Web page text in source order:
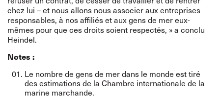
chez lui – et nous allons nous associer aux entreprises
responsables, à nos affiliés et aux gens de mer eux-
mêmes pour que ces droits soient respectés, » a conclu
Heindel.
Notes :
Le nombre de gens de mer dans le monde est tiré
desestimations de la Chambre internationale de la
marine marchande.